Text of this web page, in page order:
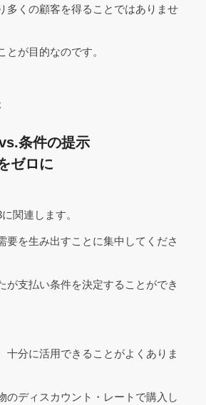
多くの顧客を得ることではありませ
が目的なのです。
条件の提示
ゼロに
関連します。
要を生み出すことに集中してくださ
が支払い条件を決定することができ
十分に活用できることがよくありま
のディスカウント・レートで購入し